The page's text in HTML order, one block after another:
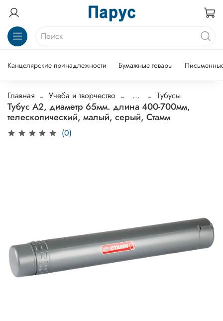
Канцелярские принадлежности Бумажные товары
Главная Учеба и творчество ... Тубусы
Тубус А2, диаметр 65мм. длина 400-700мм,
телескопический, малый, серый, Стамм
(0)